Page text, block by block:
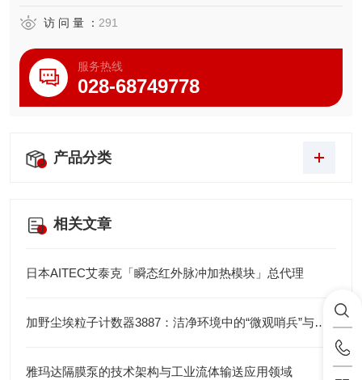
访 问 量 ： 291
服务热线
028-68749778
产品分类
相关文章
日本AITEC艾泰克「瞬态红外脉冲加热模块」总代理
加野尘埃粒子计数器3887：洁净环境中的“微观哨兵”与洁净度“审计官”
雅玛达隔膜泵的技术架构与工业流体输送应用领域